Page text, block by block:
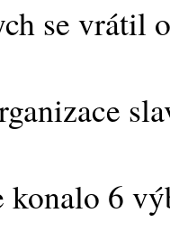
se vrátil
konalo 6